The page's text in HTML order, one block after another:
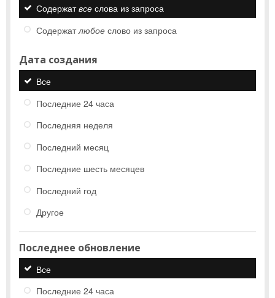
Содержатвсе слова из запроса
Содержатлюбое слово из запроса
Дата создания
Все
Последние 24 часа
Последняя неделя
Последний месяц
Последние шесть месяцев
Последний год
Другое
Последнее обновление
Все
Последние 24 часа